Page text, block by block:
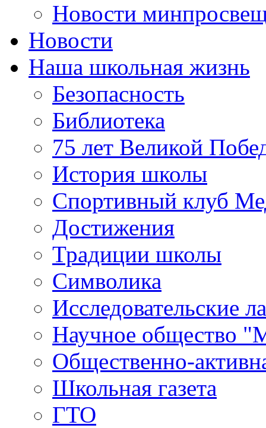
Новости
Новости
Наша школьная жизнь
Безопасность
Библиотека
75 лет Великой
История школы
Спортивный клуб
Достижения
Традиции школы
Символика
Исследовательские
Научное общество
Общественно-
Школьная газета
ГТО